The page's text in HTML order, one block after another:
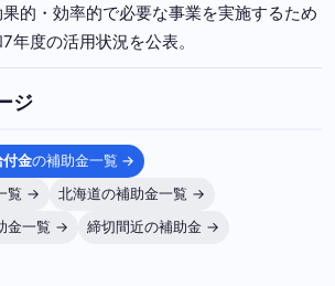
的・効率的で必要な事業を実施するため
年度の活用状況を公表。
ジ
金の補助金一覧 →
覧 →
北海道の補助金一覧 →
金一覧 →
締切間近の補助金 →